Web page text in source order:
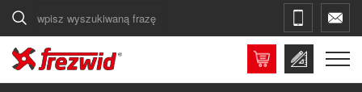
Szukaj